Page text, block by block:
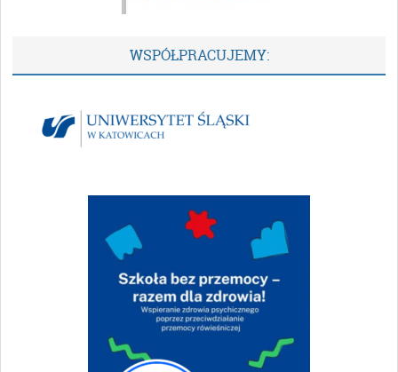
WSPÓŁPRACUJEMY: